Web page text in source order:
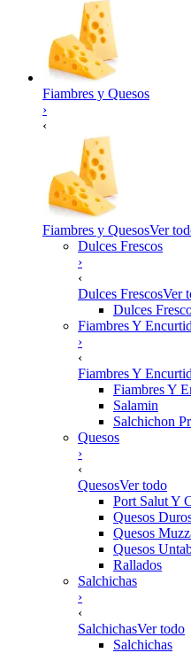
Fiambres y Quesos
›
‹
Fiambres y QuesosVer
Dulces Frescos
›
‹
Dulces FrescosVer
Dulces
Fiambres Y
›
‹
Fiambres Y
Fiambres Y
Salamin
Salchichon
Quesos
›
‹
QuesosVer todo
Port Salut Y
Quesos
Quesos
Quesos
Rallados
Salchichas
›
‹
SalchichasVer todo
Salchichas